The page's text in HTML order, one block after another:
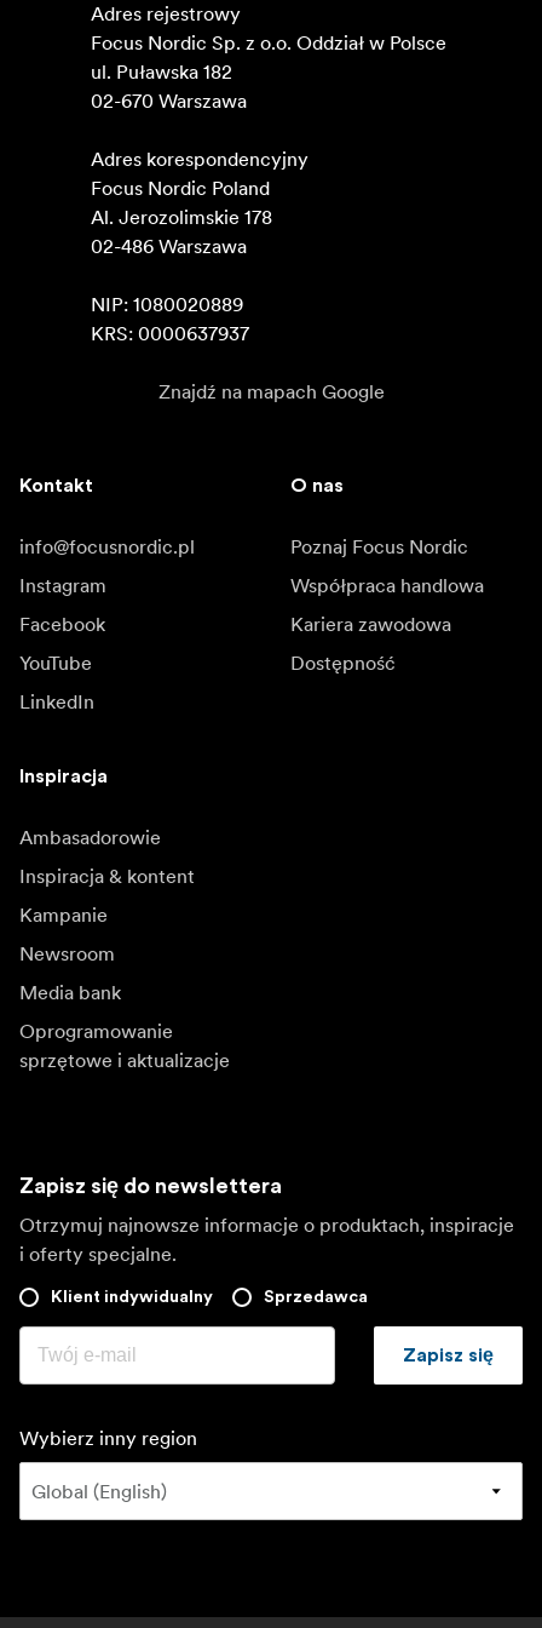
Adres rejestrowy
Focus Nordic Sp. z o.o. Oddział w Polsce
ul. Puławska 182
02-670 Warszawa
Adres korespondencyjny
Focus Nordic Poland
Al. Jerozolimskie 178
02-486 Warszawa
NIP: 1080020889
KRS: 0000637937
Znajdź na mapach Google
Kontakt
info@focusnordic.pl
Instagram
Facebook
YouTube
LinkedIn
O nas
Poznaj Focus Nordic
Współpraca handlowa
Kariera zawodowa
Dostępność
Inspiracja
Ambasadorowie
Inspiracja & kontent
Kampanie
Newsroom
Media bank
Oprogramowanie
sprzętowe i aktualizacje
Zapisz się do newslettera
Otrzymuj najnowsze informacje o produktach, inspiracje
i oferty specjalne.
Klient indywidualny Sprzedawca
Zapisz się
Wybierz inny region